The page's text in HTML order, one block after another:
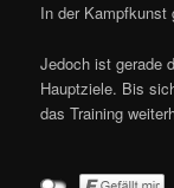
In der Kampfkunst
Jedoch ist gerade
Hauptziele. Bis
das Training